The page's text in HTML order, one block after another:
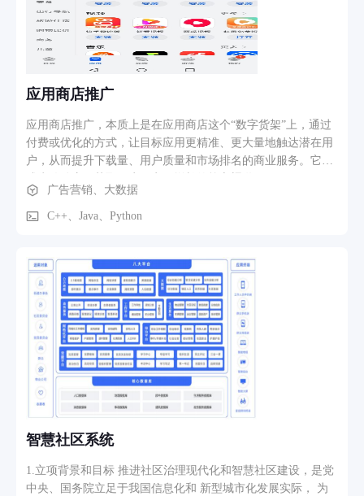
模块协同提效 实现 “订单 - 库存 - 财务” 等模块的信息互通
（比如订单生成后自动关联库存扣减、财务核算），减少跨环
节沟通成本。 沉淀业务数据资产 长期积累订单、销售等数
据，支持后续的用户行为、销售周期等深度分析，优化运营与
供应链策略。
应用商店推广
应用商店推广，本质上是在应用商店这个“数字货架”上，通过
付费或优化的方式，让目标应用更精准、更大量地触达潜在用
户，从而提升下载量、用户质量和市场排名的商业服务。它已
广告营销、大数据
C++、Java、Python
智慧社区系统
1.立项背景和目标 推进社区治理现代化和智慧社区建设，是党
中央、国务院立足于我国信息化和 新型城市化发展实际， 为